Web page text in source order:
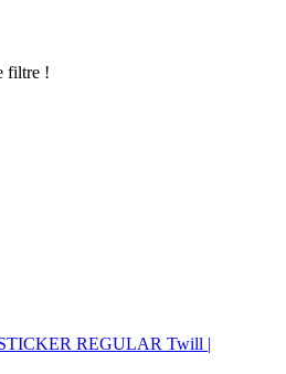
filtre !
REGULAR Twill |